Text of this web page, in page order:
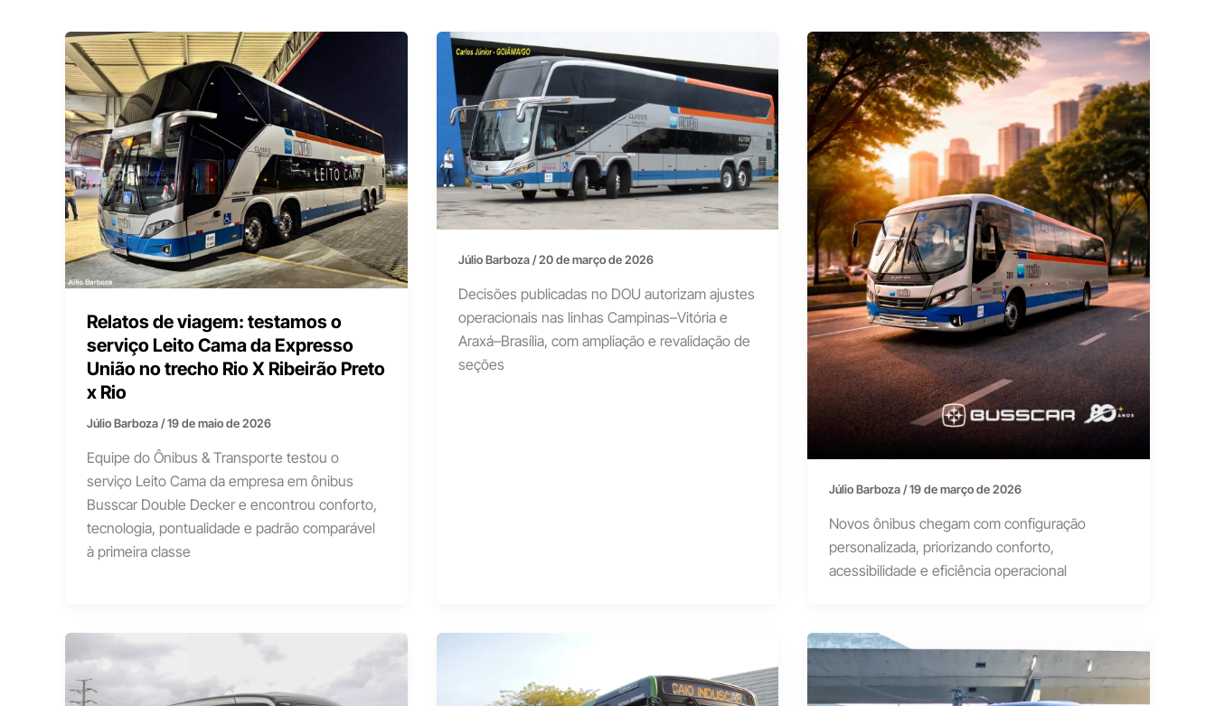
Relatos de viagem: testamos o
serviço Leito Cama da Expresso
União no trecho Rio X Ribeirão Preto
x Rio
Júlio Barboza/19 de maio de 2026
Equipe do Ônibus & Transporte testou o
serviço Leito Cama da empresa em ônibus
Busscar Double Decker e encontrou conforto,
tecnologia, pontualidade e padrão comparável
à primeira classe
Júlio Barboza/20 de março de 2026
Decisões publicadas no DOU autorizam ajustes
operacionais nas linhas Campinas–Vitória e
Araxá–Brasília, com ampliação e revalidação de
seções
Júlio Barboza/19 de março de 2026
Novos ônibus chegam com configuração
personalizada, priorizando conforto,
acessibilidade e eficiência operacional